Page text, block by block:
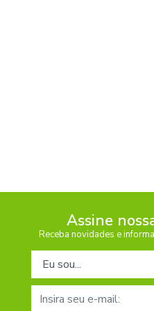
Assine
Receba novidades e